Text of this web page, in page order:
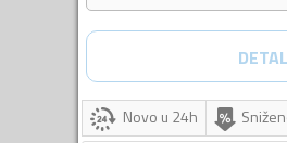
Novo u 24h